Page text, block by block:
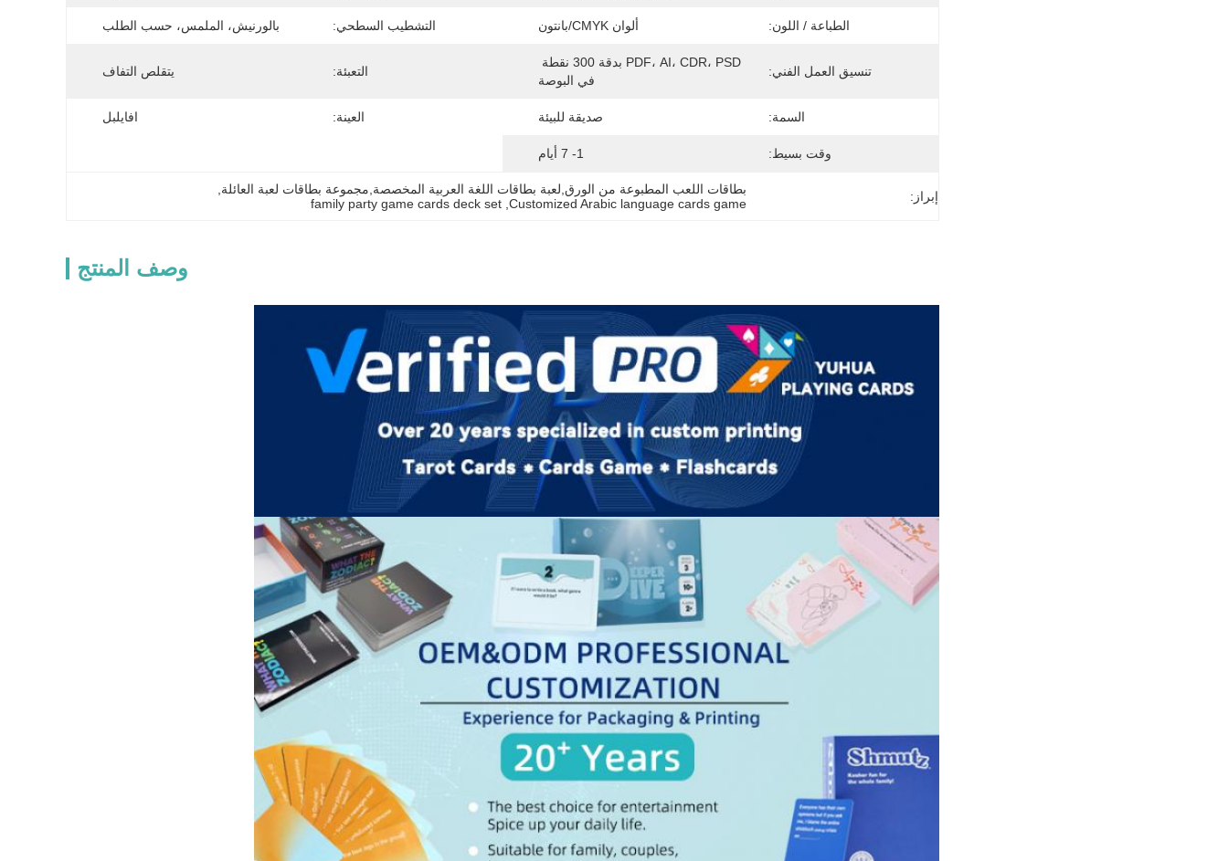
الطباعة / اللون: ألوان CMYK/بانتون التشطيب السطحي: بالورنيش، الملمس، حسب الطلب
تنسيق العمل الفني:
في البوصة
التعبئة: يتقلص التفاف
السمة: صديقة للبيئة العينة: افايلبل
وقت بسيط: 1- 7 أيام
إبراز: بطاقات اللعب المطبوعة من الورق,لعبة بطاقات اللغة العربية المخصصة,مجموعة بطاقات لعبة العائلة
Customized Arabic language cards game
,
family party game cards deck set
وصف المنتج